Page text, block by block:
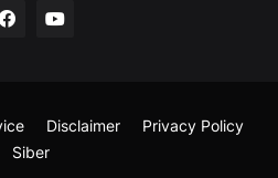
Disclaimer
Privacy Policy
Siber